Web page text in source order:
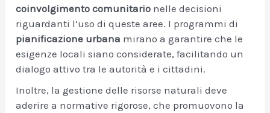
coinvolgimento comunitario nelle decisioni
riguardanti l’uso di queste aree. I programmi di
pianificazione urbana mirano a garantire che le
esigenze locali siano considerate, facilitando un
dialogo attivo tra le autorità e i cittadini.
Inoltre, la gestione delle risorse naturali deve
aderire a normative rigorose, che promuovono la